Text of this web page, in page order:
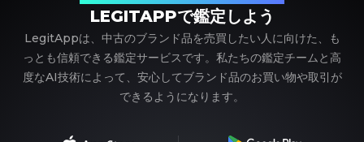
LEGITAPPで鑑定しよう
LegitAppは、中古のブランド品を売買したい人に向けた、も
っとも信頼できる鑑定サービスです。私たちの鑑定チームと高
度なAI技術によって、安心してブランド品のお買い物や取引が
できるようになります。